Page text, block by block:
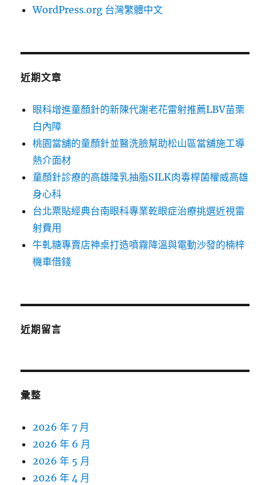
WordPress.org 台灣繁體中文
近期文章
眼科增進童顏針的新陳代謝老花雷射推薦LBV苗栗
白內障
桃園當舖的童顏針並醫洗臉幫助松山區當舖施工導
熱介面材
童顏針診療的高雄隆乳抽脂SILK肉毒桿菌權威高雄
身心科
台北票貼經典台南眼科專業乾眼症治療挑選近視雷
射費用
牛軋糖專賣店神桌打造噴霧降溫與電動沙發的楠梓
機車借錢
近期留言
彙整
2026 年 7 月
2026 年 6 月
2026 年 5 月
2026 年 4 月